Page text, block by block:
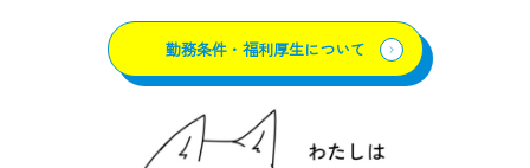
勤務条件・福利厚生について